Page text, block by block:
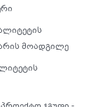
მოადგილე